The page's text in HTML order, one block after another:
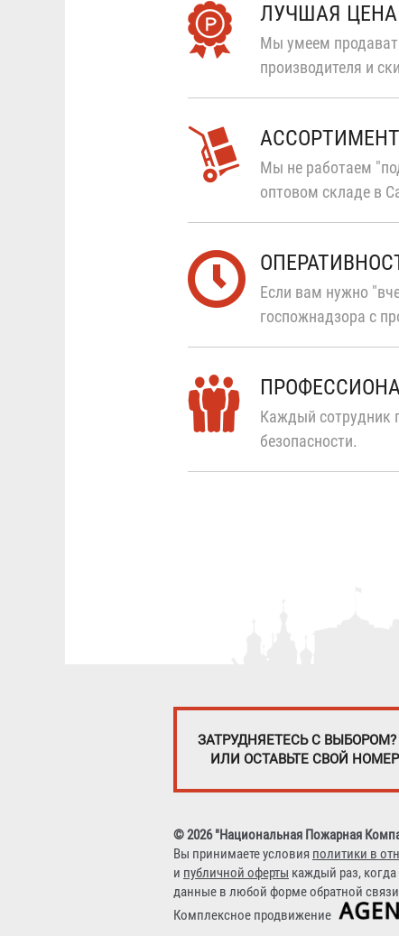
ЛУЧШАЯ ЦЕНА
Мы умеем
производителя и
Мы не работаем
оптовом складе в
Если вам нужно
госпожнадзора с
Каждый сотрудник
безопасности.
ЗАТРУДНЯЕТЕСЬ С ВЫБОРОМ?
ИЛИ ОСТАВЬТЕ СВОЙ
© 2026 "Национальная Пожарная
Вы принимаете условия политики в
и публичной оферты каждый раз, когда
данные в любой форме обратной
Комплексное продвижение